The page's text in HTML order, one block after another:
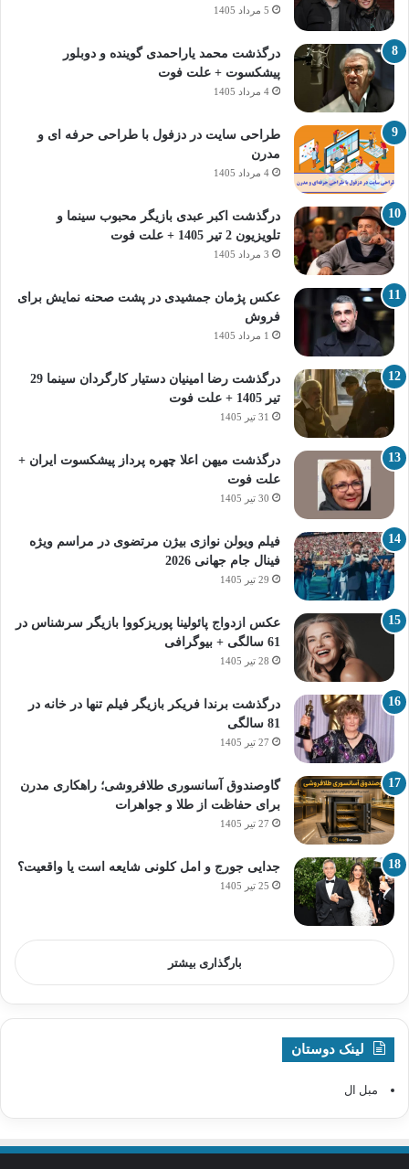
5 مرداد 1405
درگذشت محمد یاراحمدی گوینده و دوبلور
پیشکسوت + علت فوت
4 مرداد 1405
طراحی سایت در دزفول با طراحی حرفه‌ ای و
مدرن
4 مرداد 1405
درگذشت اکبر عبدی بازیگر محبوب سینما و
تلویزیون 2 تیر 1405 + علت فوت
3 مرداد 1405
عکس پژمان جمشیدی در پشت صحنه نمایش برای
فروش
1 مرداد 1405
درگذشت رضا امینیان دستیار کارگردان سینما 29
تیر 1405 + علت فوت
31 تیر 1405
درگذشت میهن اعلا چهره پرداز پیشکسوت ایران +
علت فوت
30 تیر 1405
فیلم ویولن نوازی بیژن مرتضوی در مراسم ویژه
فینال جام جهانی 2026
29 تیر 1405
عکس ازدواج پائولینا پوریزکووا بازیگر سرشناس در
61 سالگی + بیوگرافی
28 تیر 1405
درگذشت برندا فریکر بازیگر فیلم تنها در خانه در
81 سالگی
27 تیر 1405
گاوصندوق آسانسوری طلافروشی؛ راهکاری مدرن
برای حفاظت از طلا و جواهرات
27 تیر 1405
جدایی جورج و امل کلونی شایعه است یا واقعیت؟
25 تیر 1405
بارگذاری بیشتر
لینک دوستان
مبل ال